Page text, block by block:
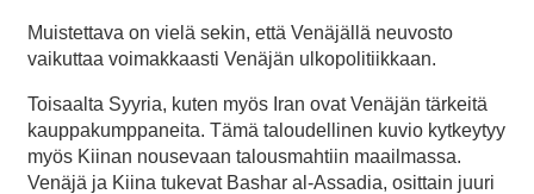
Muistettava on vielä sekin, että Venäjällä neuvosto
vaikuttaa voimakkaasti Venäjän ulkopolitiikkaan.
Toisaalta Syyria, kuten myös Iran ovat Venäjän tärkeitä
kauppakumppaneita. Tämä taloudellinen kuvio kytkeytyy
myös Kiinan nousevaan talousmahtiin maailmassa.
Venäjä ja Kiina tukevat Bashar al-Assadia, osittain juuri